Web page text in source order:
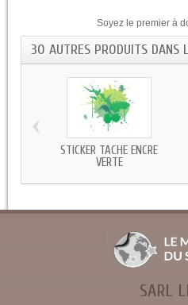
Soyez le premier à
30 AUTRES PRODUITS DANS
STICKER TACHE ENCRE
VERTE
‹
SARL